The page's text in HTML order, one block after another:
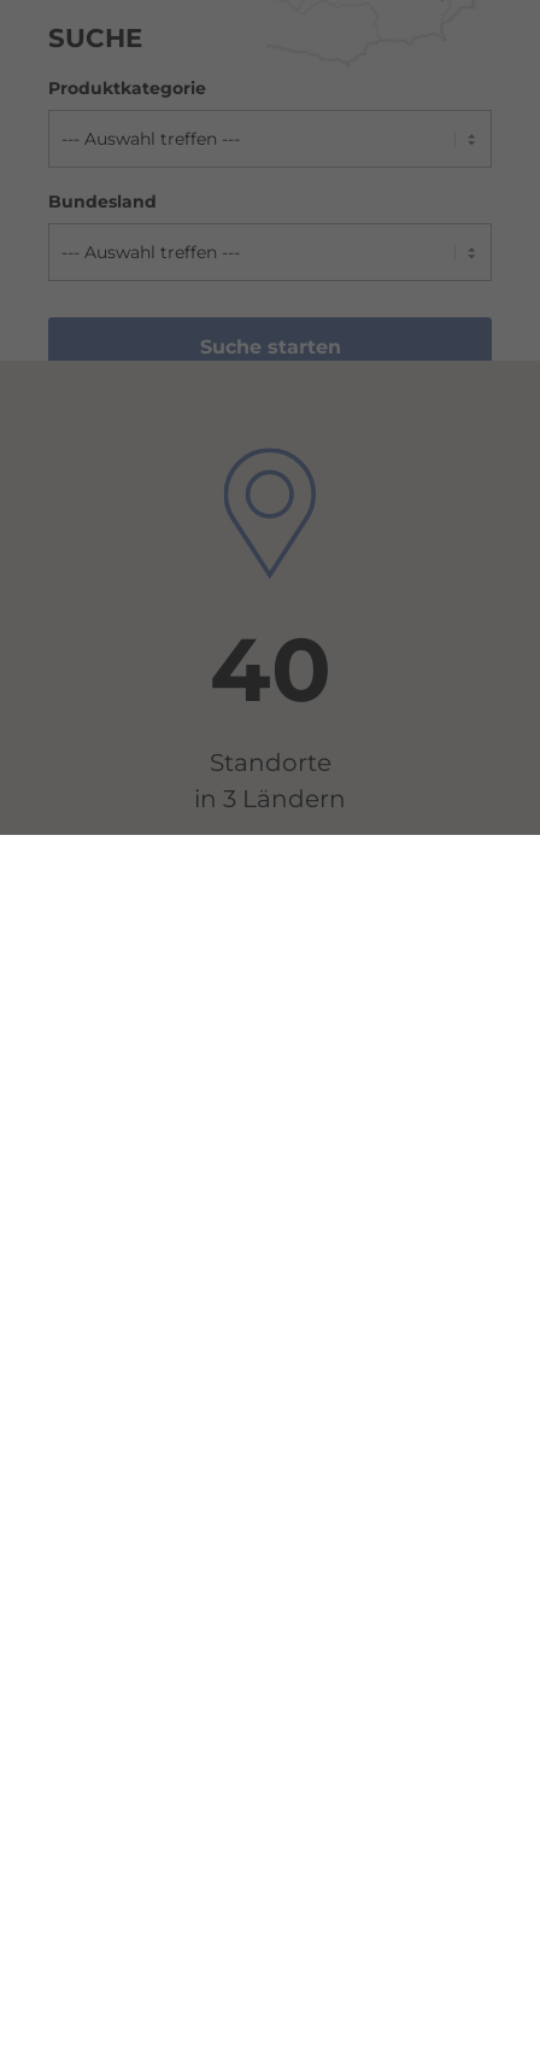
SUCHE
Produktkategorie
Bundesland
Suche starten
40
Standorte
in 3 Ländern